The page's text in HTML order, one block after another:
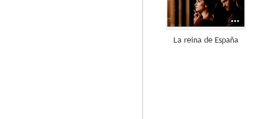
La reina de España